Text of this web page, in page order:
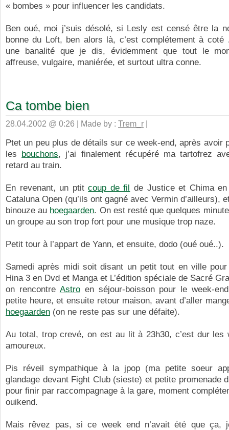
« bombes » pour influencer les candidats.
Ben oué, moi j’suis désolé, si Lesly est censé être la
bonne du Loft, ben alors là, c’est complétement à
une banalité que je dis, évidemment que tout le
affreuse, vulgaire, maniérée, et surtout ultra conne.
Ca tombe bien
28.04.2002 @ 0:26 | Made by : Trem_r |
Ptet un peu plus de détails sur ce week-end, après avoir
les bouchons, j’ai finalement récupéré ma tartofrez
retard au train.
En revenant, un ptitcoup de fil de Justice et Chima
Cataluna Open (qu’ils ont gagné avec Vermin d’ailleurs),
binouze au hoegaarden. On est resté que quelques
un groupe au son trop fort pour une musique trop naze.
Petit tour à l’appart de Yann, et ensuite, dodo (oué oué..).
Samedi après midi soit disant un petit tout en ville
Hina 3 en Dvd et Manga et L’édition spéciale de Sacré
on rencontre Astroen séjour-boisson pour le week-
petite heure, et ensuite retour maison, avant d’aller
hoegaarden (on ne reste pas sur une défaite).
Au total, trop crevé, on est au lit à 23h30, c’est dur les
amoureux.
Pis réveil sympathique à la jpop (ma petite soeur
glandage devant Fight Club (sieste) et petite promenade
pour finir par raccompagnage à la gare, moment
ouikend.
Mais rêvez pas, si ce week end n’avait été que ça,